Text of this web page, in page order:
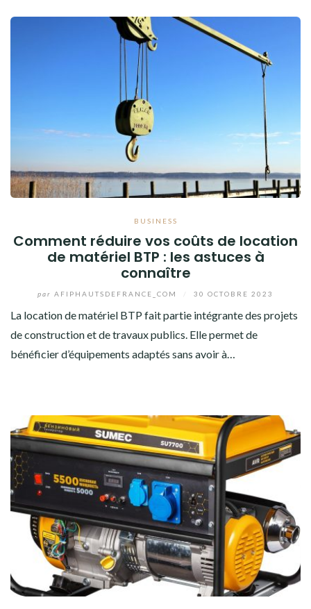
BUSINESS
Comment réduire vos coûts de location
de matériel BTP : les astuces à
connaître
par AFIPHAUTSDEFRANCE_COM 30 OCTOBRE 2023
La location de matériel BTP fait partie intégrante des projets
de construction et de travaux publics. Elle permet de
bénéficier d’équipements adaptés sans avoir à…